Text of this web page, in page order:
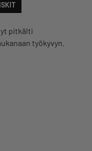
pitkälti
työkyvyn.